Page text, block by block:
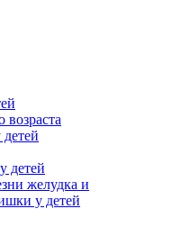
возраста
детей
желудка и
у детей